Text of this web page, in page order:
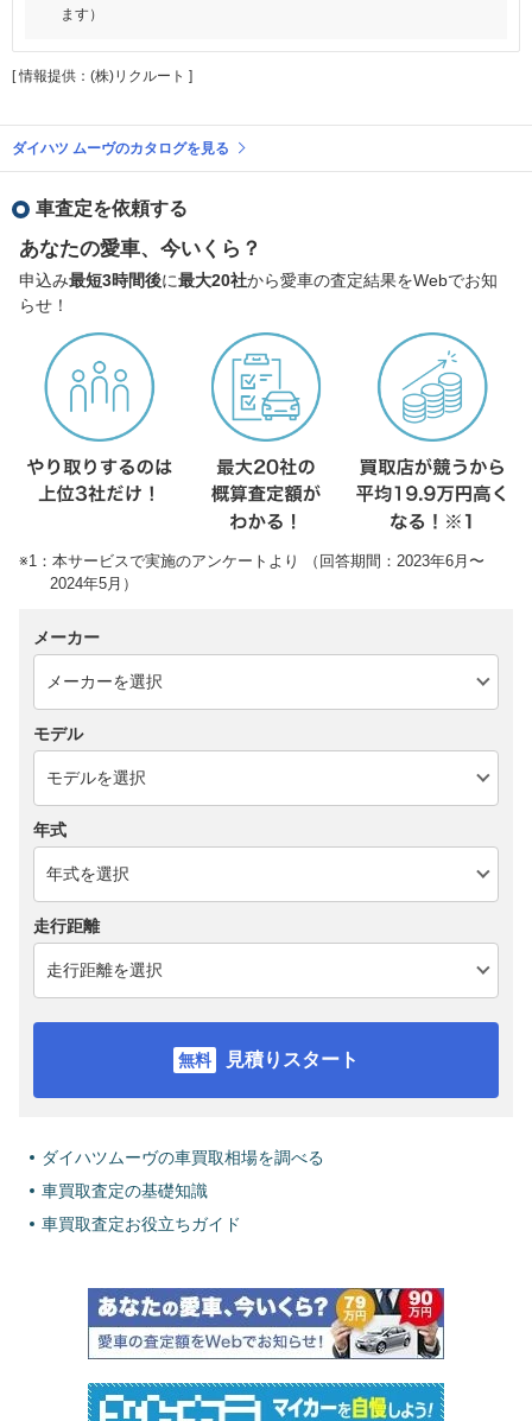
ます）
[ 情報提供：(株)リクルート ]
ダイハツ ムーヴのカタログを見る
車査定を依頼する
あなたの愛車、今いくら？
申込み最短3時間後に最大20社から愛車の査定結果をWebでお知
らせ！
※1：本サービスで実施のアンケートより （回答期間：2023年6月〜
2024年5月）
メーカー
モデル
年式
走行距離
見積りスタート
ダイハツムーヴの車買取相場を調べる
車買取査定の基礎知識
車買取査定お役立ちガイド